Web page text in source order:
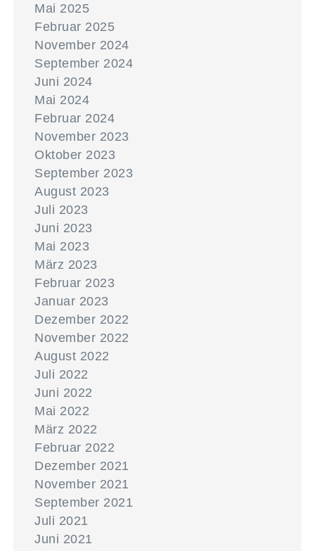
Mai 2025
Februar 2025
November 2024
September 2024
Juni 2024
Mai 2024
Februar 2024
November 2023
Oktober 2023
September 2023
August 2023
Juli 2023
Juni 2023
Mai 2023
März 2023
Februar 2023
Januar 2023
Dezember 2022
November 2022
August 2022
Juli 2022
Juni 2022
Mai 2022
März 2022
Februar 2022
Dezember 2021
November 2021
September 2021
Juli 2021
Juni 2021